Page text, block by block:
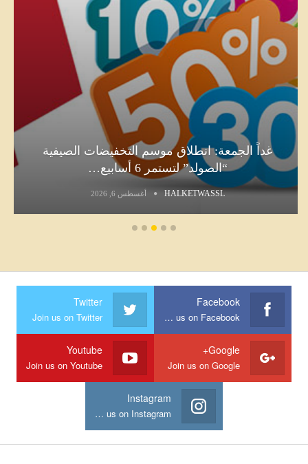
مدينة العلوم تحذر: ضرورة ارتداء نظارات خاصة
لمشاهدة كسوف الشمس يوم 12 أوت
HALKETWASSL أغسطس 6, 2026
Facebook
Join us on Facebook
Twitter
Join us on Twitter
Google+
Join us on Google
Youtube
Join us on Youtube
Instagram
Join us on Instagram